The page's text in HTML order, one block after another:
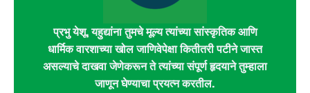
प्रभु येशू, यहुद्यांना तुमचे मूल्य त्यांच्या सांस्कृतिक आणि
धार्मिक वारशाच्या खोल जाणिवेपेक्षा कितीतरी पटीने जास्त
असल्याचे दाखवा जेणेकरून ते त्यांच्या संपूर्ण हृदयाने तुम्हाला
जाणून घेण्याचा प्रयत्न करतील.